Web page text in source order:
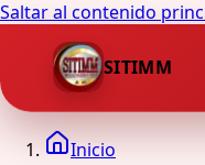
Saltar al contenido
SITIMM
Inicio